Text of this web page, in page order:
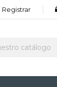
Registrar